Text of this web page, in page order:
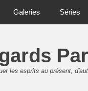
Galeries Séries
les esprits au présent,